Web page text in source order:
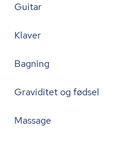
Guitar
Klaver
Bagning
Graviditet og fødsel
Massage